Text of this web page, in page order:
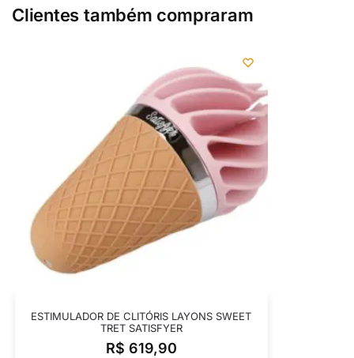
Clientes também compraram
ESTIMULADOR DE CLITÓRIS LAYONS SWEET
TRET SATISFYER
R$ 619,90